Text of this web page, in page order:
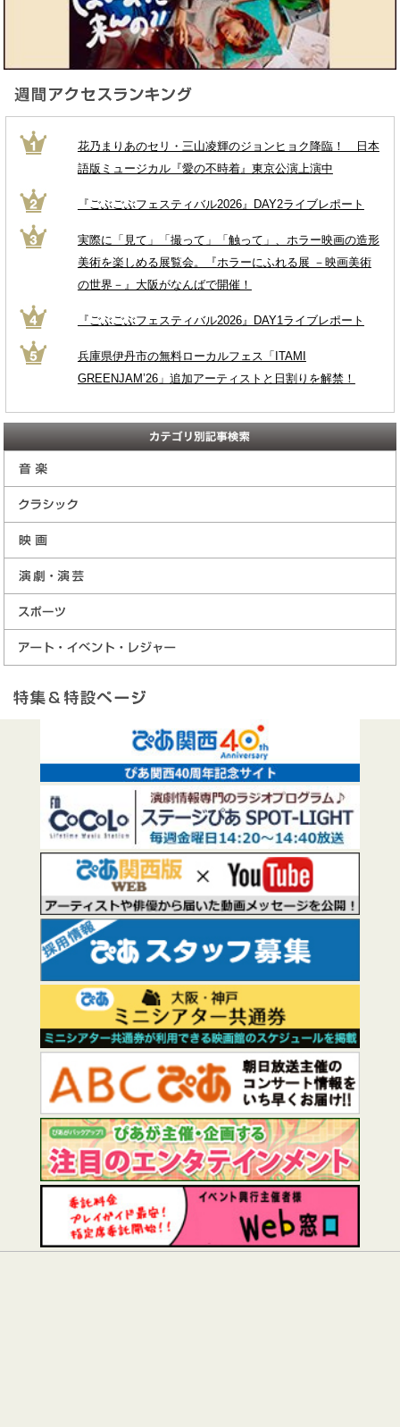
花乃まりあのセリ・三山凌輝のジョンヒョク降臨！ 日本
語版ミュージカル『愛の不時着』東京公演上演中
『ごぶごぶフェスティバル2026』DAY2ライブレポート
実際に「見て」「撮って」「触って」、ホラー映画の造形
美術を楽しめる展覧会。『ホラーにふれる展 －映画美術
の世界－』大阪がなんばで開催！
『ごぶごぶフェスティバル2026』DAY1ライブレポート
兵庫県伊丹市の無料ローカルフェス「ITAMI
GREENJAM’26」追加アーティストと日割りを解禁！